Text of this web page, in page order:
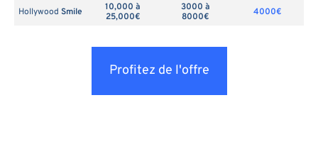
Hollywood Smile
10,000 à
25,000€
3000 à
8000€
4000€
Profitez de l'offre